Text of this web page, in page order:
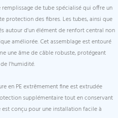
de tube spécialisé qui offre un
protection des fibres. Les tubes, ainsi que
autour d'un élément de renfort central non
améliorée. Cet assemblage est entouré
une âme de câble robuste, protégeant
l'humidité.
en PE extrêmement fine est extrudée
supplémentaire tout en conservant
conçu pour une installation facile à